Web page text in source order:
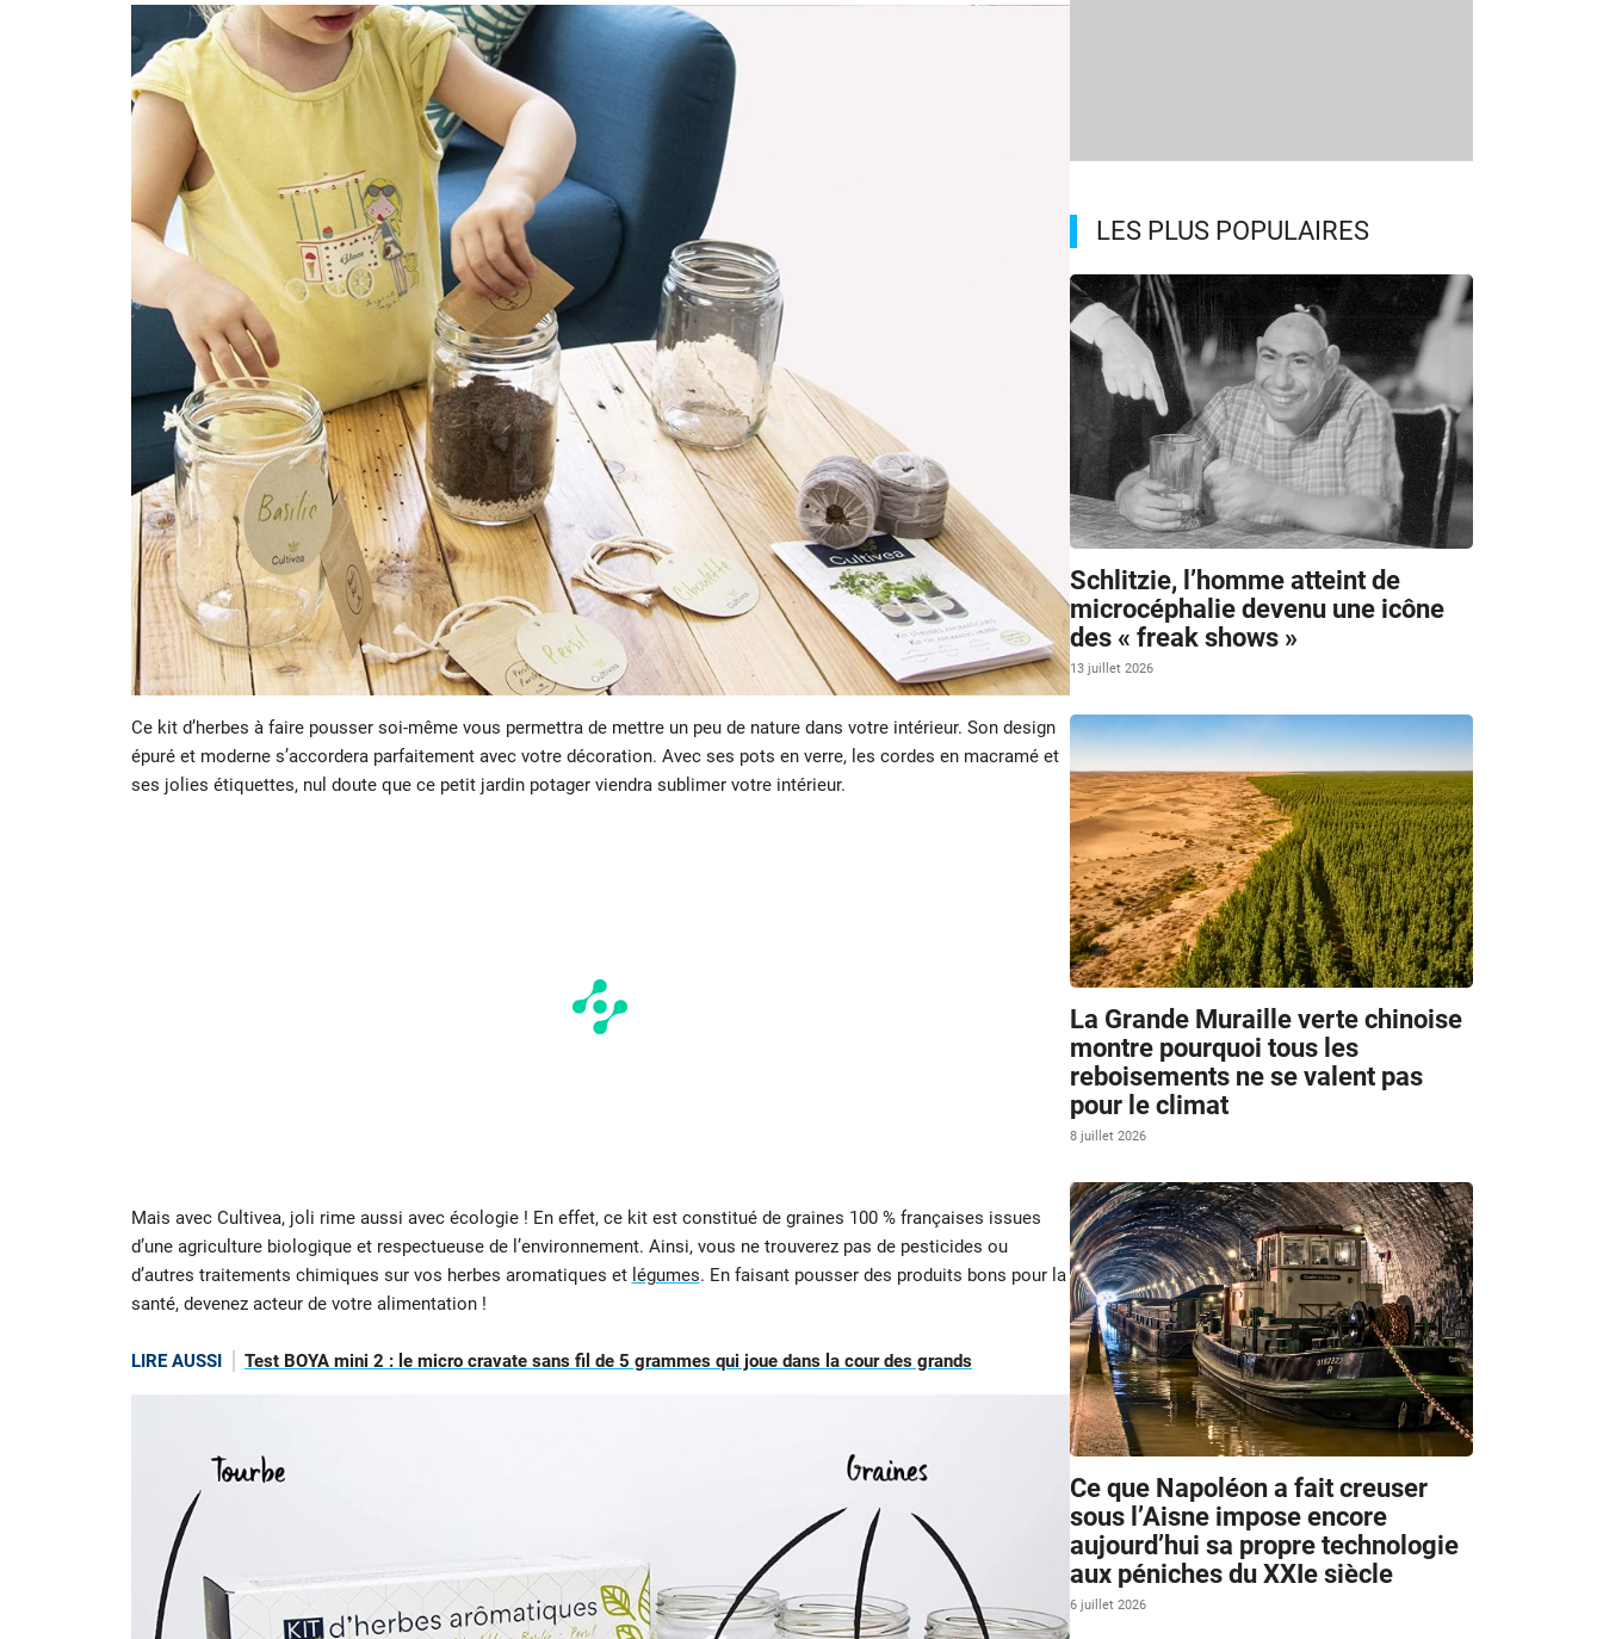
Ce kit d’herbes à faire pousser soi-même vous permettra de mettre un peu de nature dans votre intérieur. Son design
épuré et moderne s’accordera parfaitement avec votre décoration. Avec ses pots en verre, les cordes en macramé et
ses jolies étiquettes, nul doute que ce petit jardin potager viendra sublimer votre intérieur.
Mais avec Cultivea, joli rime aussi avec écologie ! En effet, ce kit est constitué de graines 100 % françaises issues
d’une agriculture biologique et respectueuse de l’environnement. Ainsi, vous ne trouverez pas de pesticides ou
d’autres traitements chimiques sur vos herbes aromatiques et légumes. En faisant pousser des produits bons pour la
santé, devenez acteur de votre alimentation !
LIRE AUSSI Test BOYA mini 2 : le micro cravate sans fil de 5 grammes qui joue dans la cour des grands
LES PLUS POPULAIRES
Schlitzie, l’homme atteint de
microcéphalie devenu une icône
des « freak shows »
13 juillet 2026
La Grande Muraille verte chinoise
montre pourquoi tous les
reboisements ne se valent pas
pour le climat
8 juillet 2026
Ce que Napoléon a fait creuser
sous l’Aisne impose encore
aujourd’hui sa propre technologie
aux péniches du XXIe siècle
6 juillet 2026